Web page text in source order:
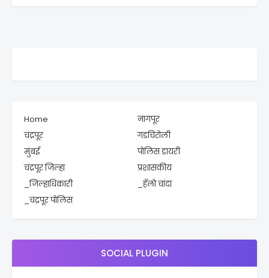
Home
नागपूर
चंद्रपूर
गडचिरोली
मुंबई
पोलिस डायरी
चंद्रपूर जिल्हा
प्रशासकीय
_जिल्हाधिकारी
_हॅलो चांदा
_चंद्रपूर पोलिस
SOCIAL PLUGIN